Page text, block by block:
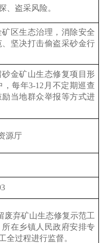
、盗采风险。
区生态治理，消除安全
坚决打击偷盗采砂金行
金矿山生态修复项目形
，每年3-12 月不定期巡查
当地群众举报等方式进
源厅
废弃矿山生态修复示范工
在乡镇人民政府安排专
全过程进行监督。